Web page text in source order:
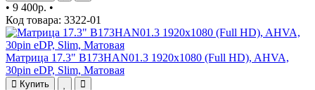
• 9 400р. •
Код товара: 3322-01
Матрица 17.3" B173HAN01.3 1920x1080 (Full HD), AHVA,
30pin eDP, Slim, Матовая
Купить